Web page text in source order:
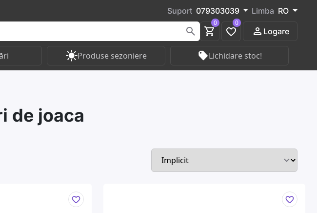
Suport 079303039 Limba RO
0 0
Logare
Produse sezoniere Lichidare stoc!
de joaca